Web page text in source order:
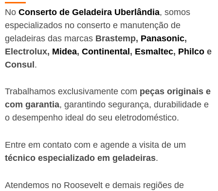
No Conserto de Geladeira Uberlândia, somos
especializados no conserto e manutenção de
geladeiras das marcas Brastemp, Panasonic,
Electrolux, Midea, Continental, Esmaltec, Philco e
Consul.
Trabalhamos exclusivamente com peças originais e
com garantia, garantindo segurança, durabilidade e
o desempenho ideal do seu eletrodoméstico.
Entre em contato com e agende a visita de um
técnico especializado em geladeiras.
Atendemos no Roosevelt e demais regiões de